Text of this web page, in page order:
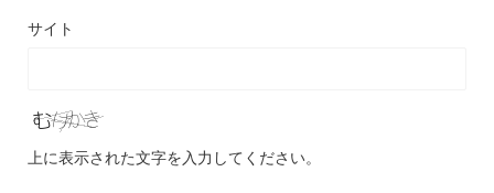
サイト
上に表示された文字を入力してください。